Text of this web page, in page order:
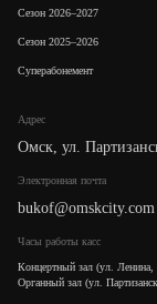
Адрес
Омск, ул.
Электронная почта
bukof@omskcity.com
Часы работы касс
Концертный зал (ул.
Органный зал (ул.
Сезон 2026–2027
Сезон 2025–2026
Суперабонемент